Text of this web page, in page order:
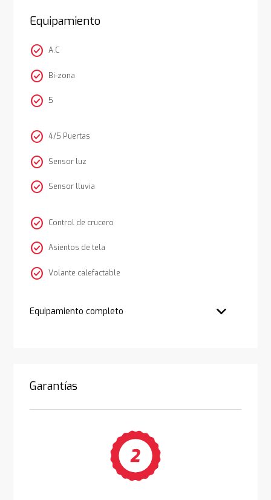
Equipamiento
check_circle A.C
check_circle Bi-zona
check_circle 5
check_circle 4/5 Puertas
check_circle Sensor luz
check_circle Sensor lluvia
check_circle Control de crucero
check_circle Asientos de tela
check_circle Volante calefactable
Equipamiento completo
Garantías